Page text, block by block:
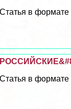
Статья в формате
Статья в формате